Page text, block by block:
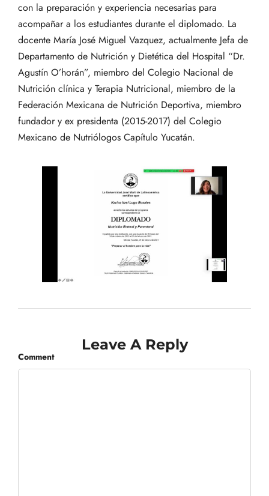
con la preparación y experiencia necesarias para
acompañar a los estudiantes durante el diplomado. La
docente María José Miguel Vazquez, actualmente Jefa de
Departamento de Nutrición y Dietética del Hospital “Dr.
Agustín O’horán”, miembro del Colegio Nacional de
Nutrición clínica y Terapia Nutricional, miembro de la
Federación Mexicana de Nutrición Deportiva, miembro
fundador y ex presidenta (2015-2017) del Colegio
Mexicano de Nutriólogos Capítulo Yucatán.
Leave A Reply
Comment